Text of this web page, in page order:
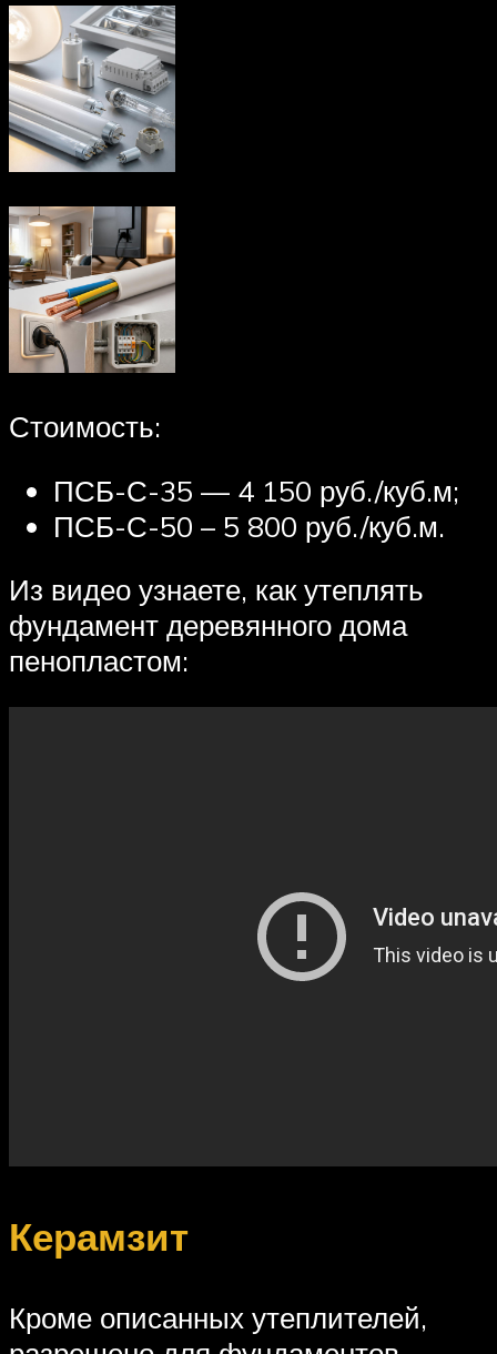
Стоимость:
ПСБ-С-35 — 4 150 руб./куб.м;
ПСБ-С-50 – 5 800 руб./куб.м.
Из видео узнаете, как утеплять
фундамент деревянного дома
пенопластом:
Керамзит
Кроме описанных утеплителей,